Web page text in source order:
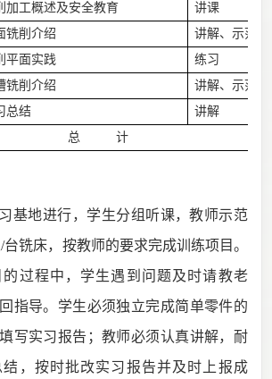
加工概述及安全教育
讲课
铣削介绍
讲解、示范
平面实践
练习
铣削介绍
讲解、示范
总结
讲解
总 计
基地进行，学生分组听课，教师示范
/台铣床，按教师的要求完成训练项目。
过程中，学生遇到问题及时请教老
指导。学生必须独立完成简单零件的
写实习报告；教师必须认真讲解，耐
，按时批改实习报告并及时上报成